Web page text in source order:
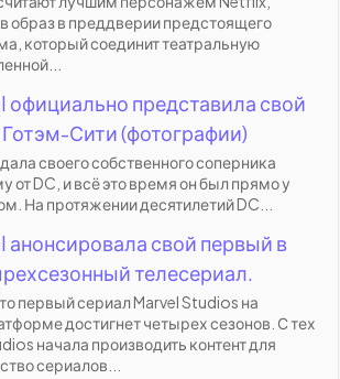
образ в преддверии предстоящего
который соединит театральную
официально представила свой
Сити (фотографии)
своего собственного соперника
от DC, и всё это время он был прямо у
На протяжении десятилетий DC...
анонсировала свой первый в
телесериал.
первый сериал Marvel Studios на
достигнет четырех сезонов. С тех
начала производить контент для
сериалов...